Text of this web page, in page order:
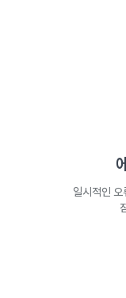
일시적인 오